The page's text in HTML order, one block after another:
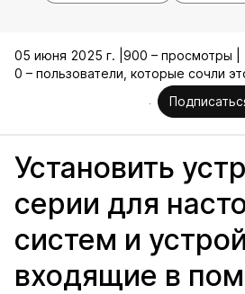
05 июня 2025 г. | 900 – просмотры |
0 – пользователи, которые сочли
Установить
серии для
систем и
входящие в